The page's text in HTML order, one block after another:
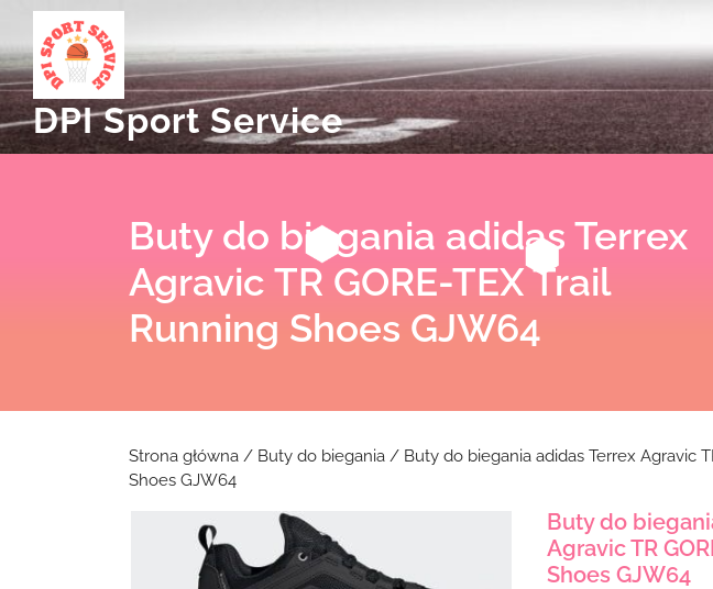
content
DPI Sport Service
Buty do biegania adidas Terrex
Agravic TR GORE-TEX Trail
Running Shoes GJW64
Strona główna / Buty do biegania / Buty do biegania adidas Terrex Agravic
Shoes GJW64
Buty do
Agravic TR
Shoes GJW64